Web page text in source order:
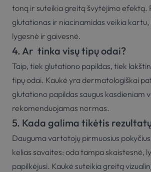
toną ir suteikia greitą švytėjimo efektą.
glutationas ir niacinamidas veikia
lygesnė ir gaivesnė.
4. Ar tinka visų tipų odai?
Taip, tiek glutationo papildas, tiek
tipų odai. Kaukė yra dermatologiškai
glutationo papildas saugus kasdieniam
rekomenduojamas normas.
5. Kada galima tikėtis
Dauguma vartotojų pirmuosius
kelias savaites: oda tampa skaistesnė,
papilkėjusi. Kaukė suteikia greitą